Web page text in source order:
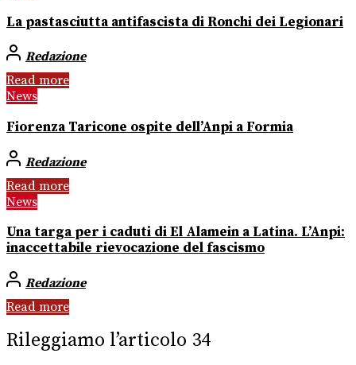
La pastasciutta antifascista di Ronchi dei Legionari
Redazione
Read more
News
Fiorenza Taricone ospite dell’Anpi a Formia
Redazione
Read more
News
Una targa per i caduti di El Alamein a Latina. L’Anpi:
inaccettabile rievocazione del fascismo
Redazione
Read more
Rileggiamo l’articolo 34